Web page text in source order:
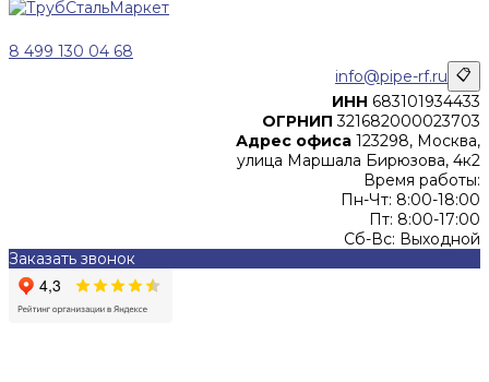
8 499 130 04 68
info@pipe-rf.ru 📋
ИНН 683101934433
ОГРНИП 321682000023703
Адрес офиса 123298, Москва,
улица Маршала Бирюзова, 4к2
Время работы:
Пн-Чт: 8:00-18:00
Пт: 8:00-17:00
Сб-Вс: Выходной
Заказать звонок